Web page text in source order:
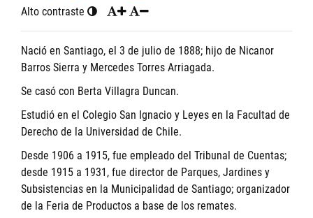
Alto contraste
Nació en Santiago, el 3 de julio de 1888; hijo de Nicanor
Barros Sierra y Mercedes Torres Arriagada.
Se casó con Berta Villagra Duncan.
Estudió en el Colegio San Ignacio y Leyes en la Facultad de
Derecho de la Universidad de Chile.
Desde 1906 a 1915, fue empleado del Tribunal de Cuentas;
desde 1915 a 1931, fue director de Parques, Jardines y
Subsistencias en la Municipalidad de Santiago; organizador
de la Feria de Productos a base de los remates.